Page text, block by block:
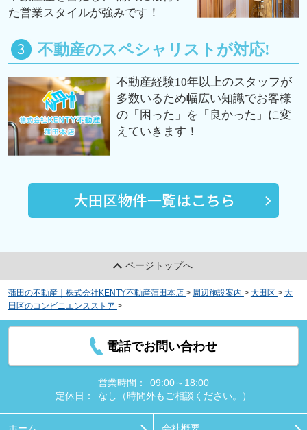
た営業スタイルが強みです！
不動産のスペシャリストが対応!
不動産経験10年以上のスタッフが
多数いるため幅広い知識でお客様
の「困った」を「良かった」に変
えていきます！
ページトップへ
蒲田の不動産｜株式会社KENTY不動産蒲田本店 > 周辺施設案内 > 大田区 > 大
田区のコンビニエンスストア >
電話でお問い合わせ
営業時間：
09:00～18:00
定休日：
なし（時間外もご相談ください。）